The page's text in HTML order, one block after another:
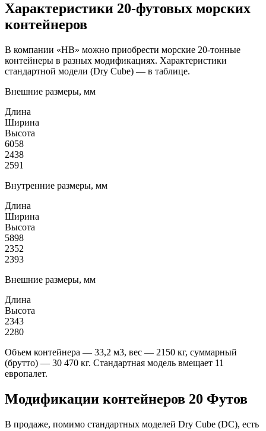
Характеристики 20-футовых морских
контейнеров
В компании «HB» можно приобрести морские 20-тонные
контейнеры в разных модификациях. Характеристики
стандартной модели (Dry Cube) — в таблице.
Внешние размеры, мм
Длина
Ширина
Высота
6058
2438
2591
Внутренние размеры, мм
Длина
Ширина
Высота
5898
2352
2393
Внешние размеры, мм
Длина
Высота
2343
2280
Объем контейнера — 33,2 м3, вес — 2150 кг, суммарный
(брутто) — 30 470 кг. Стандартная модель вмещает 11
европалет.
Модификации контейнеров 20 Футов
В продаже, помимо стандартных моделей Dry Cube (DC), есть